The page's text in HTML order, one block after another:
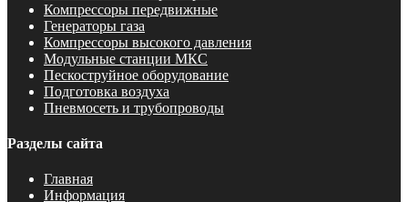
Компрессоры передвижные
Генераторы газа
Компрессоры высокого давления
Модульные станции МКС
Пескоструйное оборудование
Подготовка воздуха
Пневмосеть и трубопроводы
Разделы сайта
Главная
Информация